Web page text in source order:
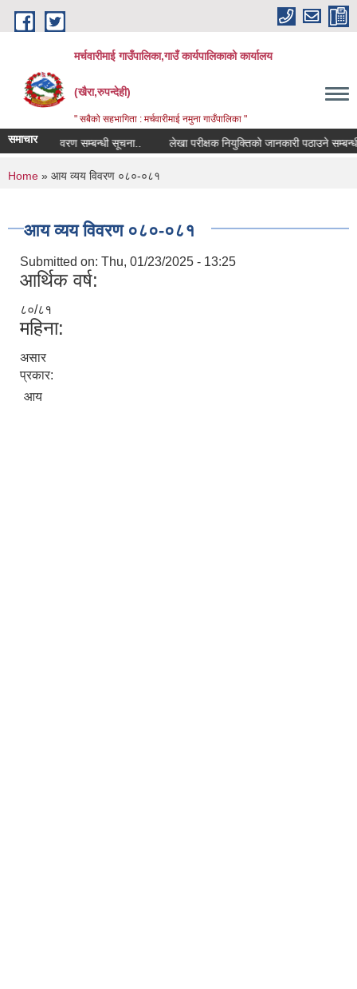
Skip to main content
मर्चवारीमाई गाउँपालिका,गाउँ कार्यपालिकाको कार्यालय
(खैरा,रुपन्देही)
" सबैको सहभागिता : मर्चवारीमाई नमुना गाउँपालिका "
समाचारविवरण सम्बन्धी सूचना.. लेखा परीक्षक नियुक्तिको जानकारी पठाउने सम्बन्धी
You are here
Home » आय व्यय विवरण ०८०-०८१
आय व्यय विवरण ०८०-०८१
Submitted on: Thu, 01/23/2025 - 13:25
आर्थिक वर्ष:
८०/८१
महिना:
असार
प्रकार:
आय